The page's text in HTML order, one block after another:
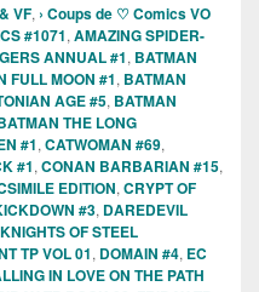
VF, › Coups de ♡ Comics VO
#1071, AMAZING SPIDER-
ANNUAL #1, BATMAN
FULL MOON #1, BATMAN
AGE #5, BATMAN
THE LONG
#1, CATWOMAN #69,
#1, CONAN BARBARIAN #15,
EDITION, CRYPT OF
#3, DAREDEVIL
OF STEEL
TP VOL 01, DOMAIN #4, EC
IN LOVE ON THE PATH